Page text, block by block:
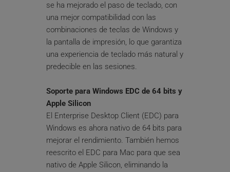
se ha mejorado el paso de teclado, con
una mejor compatibilidad con las
combinaciones de teclas de Windows y
la pantalla de impresión, lo que garantiza
una experiencia de teclado más natural y
predecible en las sesiones.
Soporte para Windows EDC de 64 bits y
Apple Silicon
El Enterprise Desktop Client (EDC) para
Windows es ahora nativo de 64 bits para
mejorar el rendimiento. También hemos
reescrito el EDC para Mac para que sea
nativo de Apple Silicon, eliminando la